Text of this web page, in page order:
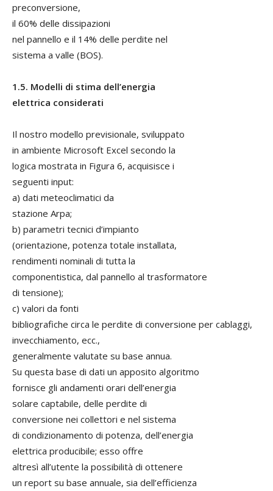
preconversione,
il 60% delle dissipazioni
nel pannello e il 14% delle perdite nel
sistema a valle (BOS).
1.5. Modelli di stima dell’energia
elettrica considerati
Il nostro modello previsionale, sviluppato
in ambiente Microsoft Excel secondo la
logica mostrata in Figura 6, acquisisce i
seguenti input:
a) dati meteoclimatici da
stazione Arpa;
b) parametri tecnici d’impianto
(orientazione, potenza totale installata,
rendimenti nominali di tutta la
componentistica, dal pannello al trasformatore
di tensione);
c) valori da fonti
bibliografiche circa le perdite di conversione per cablaggi,
invecchiamento, ecc.,
generalmente valutate su base annua.
Su questa base di dati un apposito algoritmo
fornisce gli andamenti orari dell’energia
solare captabile, delle perdite di
conversione nei collettori e nel sistema
di condizionamento di potenza, dell’energia
elettrica producibile; esso offre
altresì all’utente la possibilità di ottenere
un report su base annuale, sia dell’efficienza